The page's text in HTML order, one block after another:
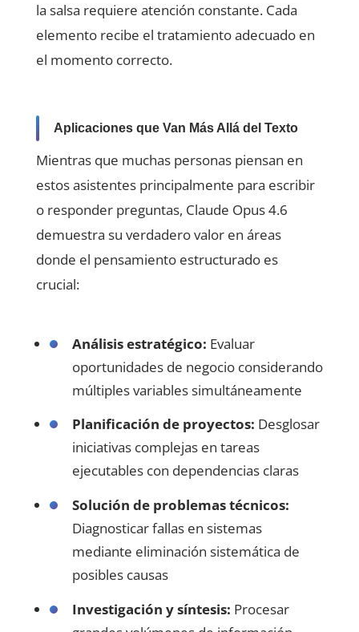
la salsa requiere atención constante. Cada
elemento recibe el tratamiento adecuado en
el momento correcto.
Aplicaciones que Van Más Allá del Texto
Mientras que muchas personas piensan en
estos asistentes principalmente para escribir
o responder preguntas, Claude Opus 4.6
demuestra su verdadero valor en áreas
donde el pensamiento estructurado es
crucial:
Análisis estratégico: Evaluar
oportunidades de negocio considerando
múltiples variables simultáneamente
Planificación de proyectos: Desglosar
iniciativas complejas en tareas
ejecutables con dependencias claras
Solución de problemas técnicos:
Diagnosticar fallas en sistemas
mediante eliminación sistemática de
posibles causas
Investigación y síntesis: Procesar